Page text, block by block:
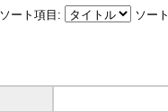
ソート項目: ソー